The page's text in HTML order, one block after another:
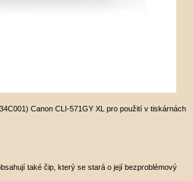
Canon CLI-571GY XL pro použití v tiskárnách
také čip, který se stará o její bezproblémový